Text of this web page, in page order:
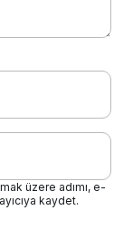
üzere adımı, e-
kaydet.